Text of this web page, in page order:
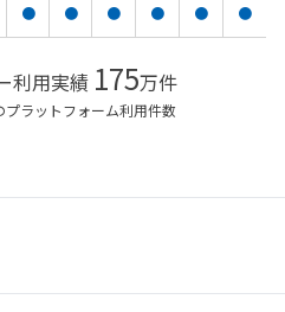
● ● ● ● ● ●
利用実績 175万件
ラットフォーム利用件数